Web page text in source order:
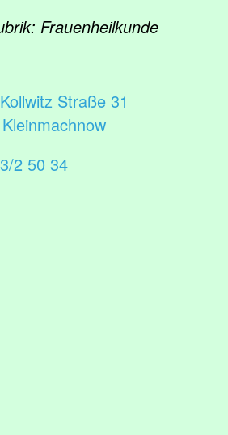
Frauenheilkunde
Straße 31
2 50 34